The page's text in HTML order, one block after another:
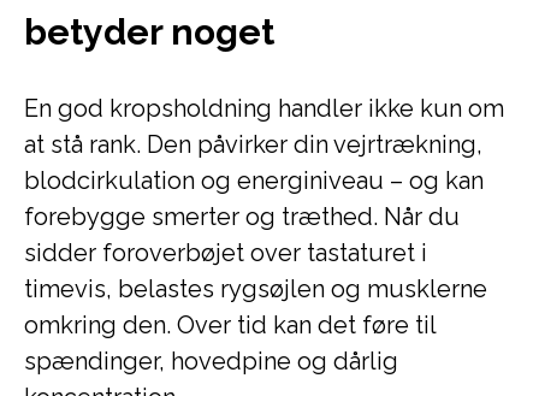
betyder noget
En god kropsholdning handler ikke kun om
at stå rank. Den påvirker din vejrtrækning,
blodcirkulation og energiniveau – og kan
forebygge smerter og træthed. Når du
sidder foroverbøjet over tastaturet i
timevis, belastes rygsøjlen og musklerne
omkring den. Over tid kan det føre til
spændinger, hovedpine og dårlig